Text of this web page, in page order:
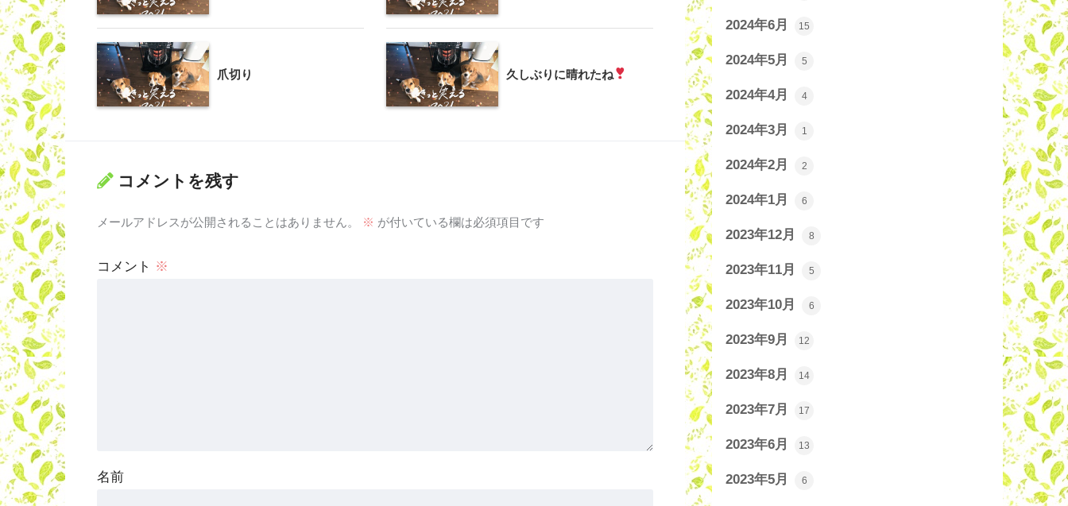
爪切り 久しぶりに晴れたね
コメントを残す
メールアドレスが公開されることはありません。 ※ が付いている欄は必須項目です
コメント ※
名前
2024年6月 15
2024年5月 5
2024年4月 4
2024年3月 1
2024年2月 2
2024年1月 6
2023年12月 8
2023年11月 5
2023年10月 6
2023年9月 12
2023年8月 14
2023年7月 17
2023年6月 13
2023年5月 6